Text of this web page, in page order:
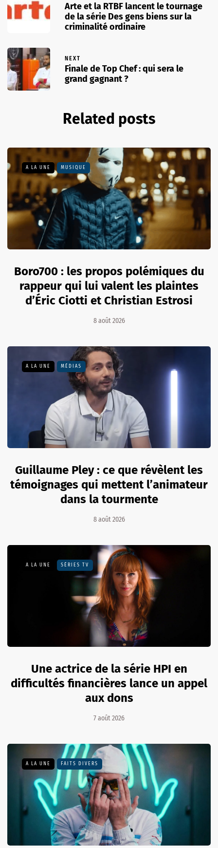
Arte et la RTBF lancent le tournage
de la série Des gens biens sur la
criminalité ordinaire
NEXT
Finale de Top Chef : qui sera le
grand gagnant ?
Related posts
A LA UNE MUSIQUE
Boro700 : les propos polémiques du
rappeur qui lui valent les plaintes
d’Éric Ciotti et Christian Estrosi
8 août 2026
A LA UNE MÉDIAS
Guillaume Pley : ce que révèlent les
témoignages qui mettent l’animateur
dans la tourmente
8 août 2026
A LA UNE SÉRIES TV
Une actrice de la série HPI en
difficultés financières lance un appel
aux dons
7 août 2026
A LA UNE FAITS DIVERS